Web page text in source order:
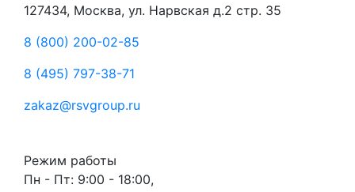
127434, Москва, ул. Нарвская д.2 стр. 35
8 (800) 200-02-85
8 (495) 797-38-71
zakaz@rsvgroup.ru
Режим работы
Пн - Пт: 9:00 - 18:00,